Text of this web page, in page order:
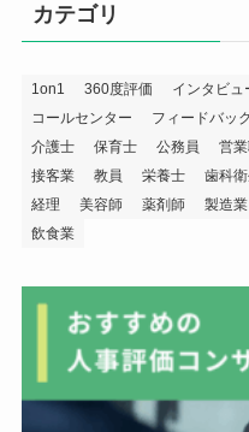
カテゴリ
1on1 360度評価 インタビュ
コールセンター
フィードバック
介護士
保育士 公務員 営
接客業
教員 栄養士 歯科
経理
美容師 薬剤師 製造業
飲食業